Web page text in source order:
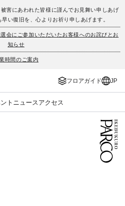
害にあわれた皆様に謹んでお見舞い申しあげ
い復旧を、心よりお祈り申しあげます。
会にご参加いただいたお客様へのお詫びとお
知らせ
時間のご案内
フロアガイド JP
ト ニュース アクセス